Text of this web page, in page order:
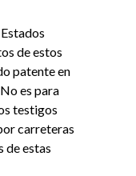
de estos
patente en
es para
testigos
carreteras
de estas